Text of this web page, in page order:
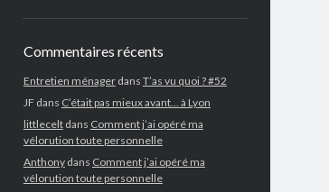
Commentaires récents
Entretien ménagerdans T’as vu quoi ? #52
JF dans C’était pas mieux avant… à Lyon
littleceltdans Comment j’ai opéré ma
vélorution toute personnelle
Anthonydans Comment j’ai opéré ma
vélorution toute personnelle